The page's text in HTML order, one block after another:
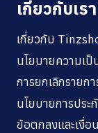
เกี่ยวกับเรา
เกี่ยวกับ
นโยบายความเ
การยกเลิกรายก
นโยบายการประ
ข้อตกลงและเงื่อ